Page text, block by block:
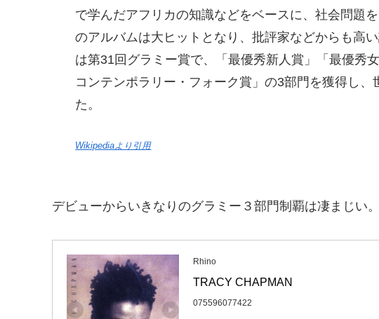
で学んだアフリカの知識などをベースに、社会問題
のアルバムは大ヒットとなり、批評家などからも高
は第31回グラミー賞で、「最優秀新人賞」「最優秀
コンテンポラリー・フォーク賞」の3部門を獲得し
た。
Wikipediaより引用
デビューからいきなりのグラミー３部門制覇は凄まじい
Rhino
TRACY CHAPMAN
075596077422